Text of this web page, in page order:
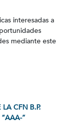
interesadas a
mediante este
CFN B.P.
”